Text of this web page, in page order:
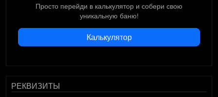
Просто перейди в калькулятор и собери свою
уникальную баню!
Калькулятор
РЕКВИЗИТЫ